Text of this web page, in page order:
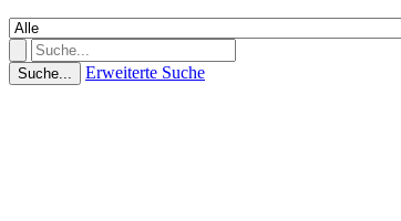
Suche... Erweiterte Suche